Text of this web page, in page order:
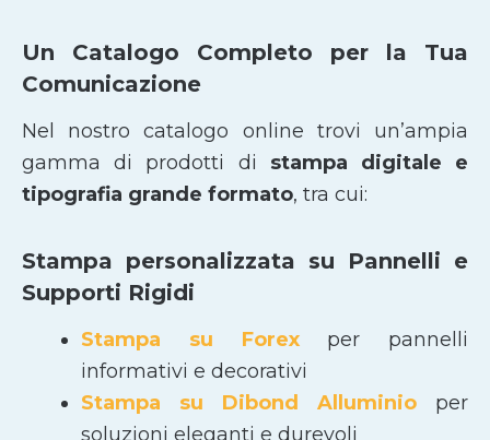
Un Catalogo Completo per la Tua
Comunicazione
Nel nostro catalogo online trovi un’ampia
gamma di prodotti di stampa digitale e
tipografia grande formato, tra cui:
Stampa personalizzata su Pannelli e
Supporti Rigidi
Stampa su Forexper pannelli
informativi e decorativi
Stampa su Dibond Alluminio per
soluzioni eleganti e durevoli